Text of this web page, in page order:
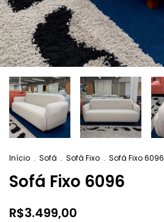
Início . Sofá . Sofá Fixo . Sofá Fixo 6096
Sofá Fixo 6096
R$3.499,00